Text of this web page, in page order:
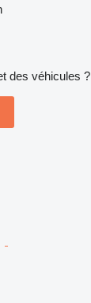
des véhicules ?